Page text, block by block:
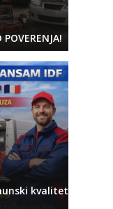
kvalitet